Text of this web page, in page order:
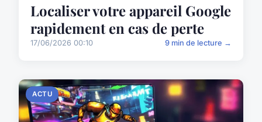
Localiser votre appareil Google
rapidement en cas de perte
17/06/2026 00:10 9 min de lecture →
ACTU